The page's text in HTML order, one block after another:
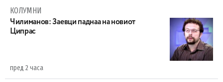
КОЛУМНИ
Чилиманов: Заевци паднаа на новиот
Ципрас
пред 2 часа